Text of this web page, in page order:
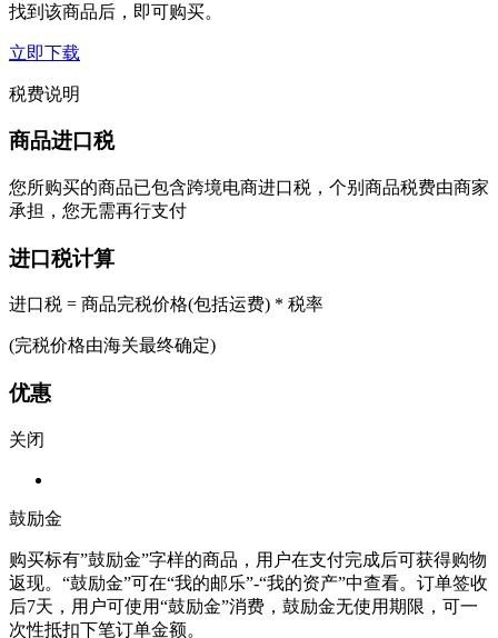
找到该商品后，即可购买。
立即下载
税费说明
商品进口税
您所购买的商品已包含跨境电商进口税，个别商品税费由商家
承担，您无需再行支付
进口税计算
进口税 = 商品完税价格(包括运费) * 税率
(完税价格由海关最终确定)
优惠
关闭
鼓励金
购买标有”鼓励金”字样的商品，用户在支付完成后可获得购物
返现。“鼓励金”可在“我的邮乐”-“我的资产”中查看。订单签收
后7天，用户可使用“鼓励金”消费，鼓励金无使用期限，可一
次性抵扣下笔订单金额。